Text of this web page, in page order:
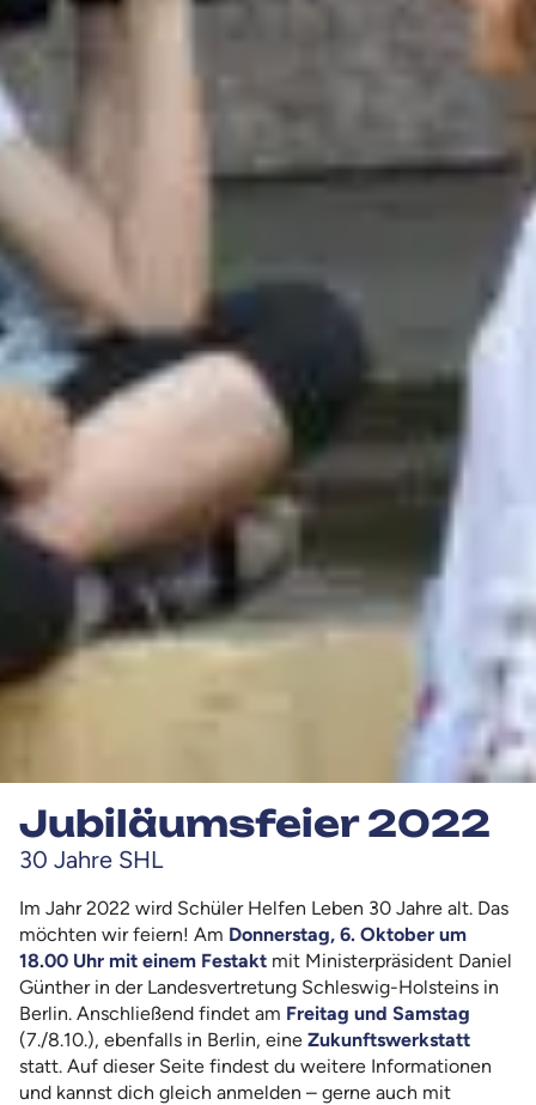
Jubiläumsfeier 2022
30 Jahre SHL
Im Jahr 2022 wird Schüler Helfen Leben 30 Jahre alt. Das
möchten wir feiern! Am Donnerstag, 6. Oktober um
18.00 Uhr mit einem Festakt mit Ministerpräsident Daniel
Günther in der Landesvertretung Schleswig-Holsteins in
Berlin. Anschließend findet am Freitag und Samstag
(7./8.10.), ebenfalls in Berlin, eineZukunftswerkstatt
statt. Auf dieser Seite findest du weitere Informationen
und kannst dich gleich anmelden – gerne auch mit